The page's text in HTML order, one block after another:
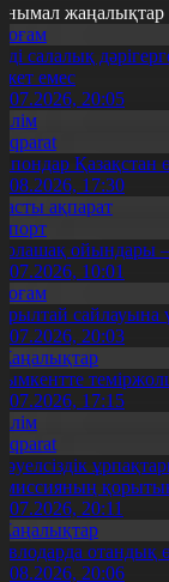
жаңалықтар
салалық
емес
20:05
Қазақстан
17:30
ақпарат
ойындары
10:01
сайлауына
20:03
17:15
20:11
отандық
20:06